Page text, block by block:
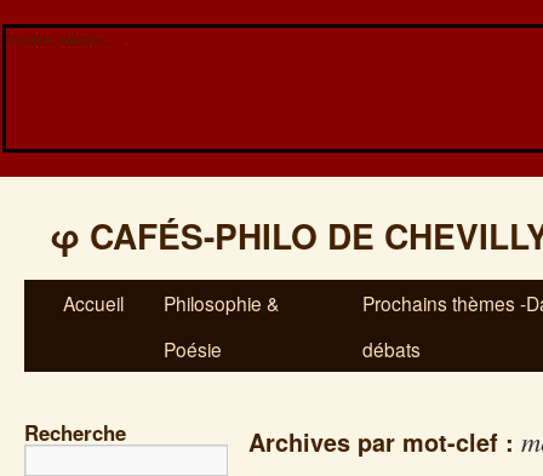
Veuillez patienter...
φ CAFÉS-PHILO DE
Accueil
Philosophie &
Poésie
Prochains thèmes -
débats
Recherche Archives par mot-clef :